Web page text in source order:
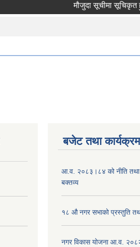
मौजुदा सूचीमा सूचिकृत हुने
बजेट तथा कार्यक्रम
आ.व. २०८३।८४ को नीति तथा
बक्तव्य
१८ औ नगर सभाको प्रस्तुति
नगर विकास योजना आ.व.